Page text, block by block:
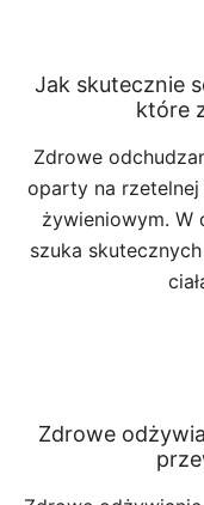
Jak skutecznie
które
Zdrowe
oparty na
żywieniowym. W
szuka
Zdrowe